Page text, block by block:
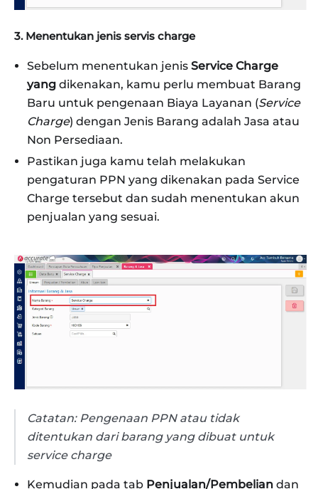
3. Menentukan jenis servis charge
Sebelum menentukan jenis Service Charge
yang dikenakan, kamu perlu membuat Barang
Baru untuk pengenaan Biaya Layanan (Service
Charge) dengan Jenis Barang adalah Jasa atau
Non Persediaan.
Pastikan juga kamu telah melakukan
pengaturan PPN yang dikenakan pada Service
Charge tersebut dan sudah menentukan akun
penjualan yang sesuai.
Catatan: Pengenaan PPN atau tidak
ditentukan dari barang yang dibuat untuk
service charge
Kemudian pada tab Penjualan/Pembelian dan